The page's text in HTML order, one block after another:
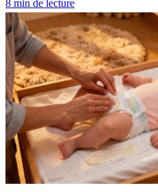
8 min de lecture